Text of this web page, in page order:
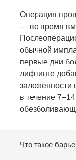
Операция
— во время
обычной
первые дни
лифтинге
заложенности
в течение
Что такое